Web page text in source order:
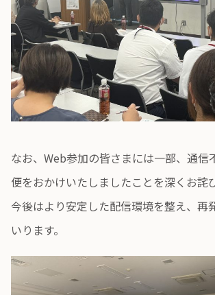
なお、Web参加の皆さまには一部、通信
便をおかけいたしましたことを深くお詫
今後はより安定した配信環境を整え、再
いります。